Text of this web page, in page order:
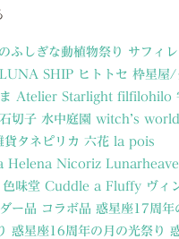
ふしぎな動植物祭り
サフィ
LUNA SHIP ヒトトセ 枠星屋/
Atelier Starlight filfilohilo
切子 水中庭園 witch’s world
貨タネピリカ 六花
la pois
Helena Nicoriz
色味堂 Cuddle a Fluffy ヴィ
ー品 コラボ品 惑星座17周年
惑星座16周年の月の光祭り